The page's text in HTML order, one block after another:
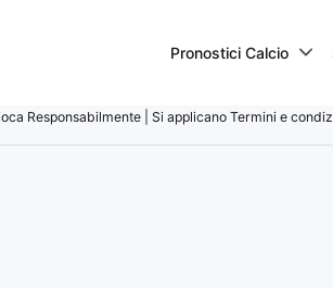
Pronostici Calcio
Responsabilmente | Si applicano Termini e